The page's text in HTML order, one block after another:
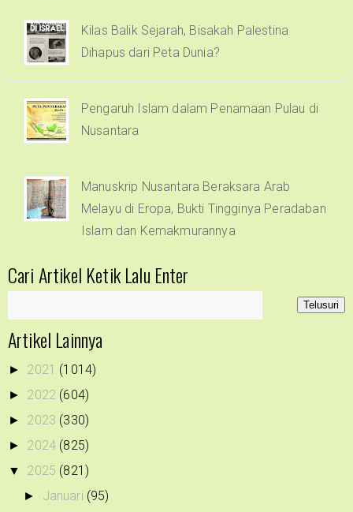
Kilas Balik Sejarah, Bisakah Palestina
Dihapus dari Peta Dunia?
Pengaruh Islam dalam Penamaan Pulau di
Nusantara
Manuskrip Nusantara Beraksara Arab
Melayu di Eropa, Bukti Tingginya Peradaban
Islam dan Kemakmurannya
Cari Artikel Ketik Lalu Enter
Artikel Lainnya
► 2021 (1014)
► 2022 (604)
► 2023 (330)
► 2024 (825)
▼ 2025 (821)
► Januari (95)